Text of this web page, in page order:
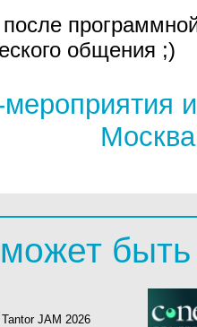
общения ;)
Москва
быть
Tantor JAM 2026